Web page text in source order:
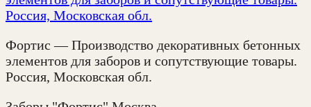
Фортис — Производство декоративных бетонных
элементов для заборов и сопутствующие товары.
Россия, Московская обл.